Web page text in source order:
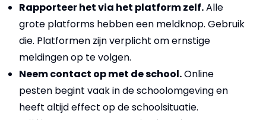
Rapporteer het via het platform zelf.Alle
grote platforms hebben een meldknop. Gebruik
die. Platformen zijn verplicht om ernstige
meldingen op te volgen.
Neem contact op met de school.Online
pesten begint vaak in de schoolomgeving en
heeft altijd effect op de schoolsituatie.